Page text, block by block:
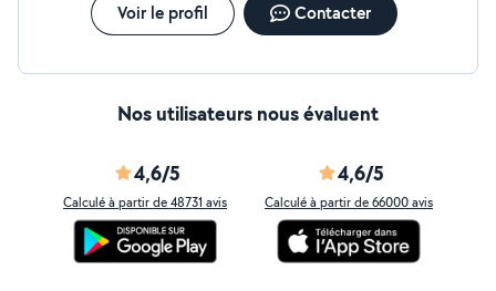
Voir le profil Contacter
Nos utilisateurs nous évaluent
4,6/5
Calculé à partir de 48731 avis
4,6/5
Calculé à partir de 66000 avis